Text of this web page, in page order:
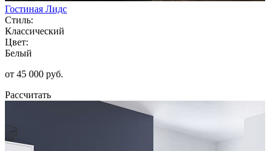
Гостиная Лидс
Стиль:
Классический
Цвет:
Белый
от 45 000 руб.
Рассчитать